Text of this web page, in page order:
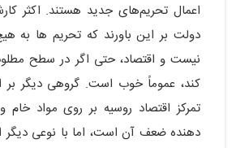
اعمال تحریم‌های جدید هستند. اکثر
دولت بر این باورند که تحریم ها به
نیست و اقتصاد، حتی اگر در سطح
کند، عموماً خوب است. گروهی دیگر بر
تمرکز اقتصاد روسیه بر روی مواد خام
دهنده ضعف آن است، اما با نوعی دیگر از